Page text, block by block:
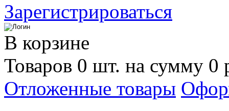
Зарегистрироваться
В корзине
Товаров 0 шт. на сумму 0
Отложенные товары